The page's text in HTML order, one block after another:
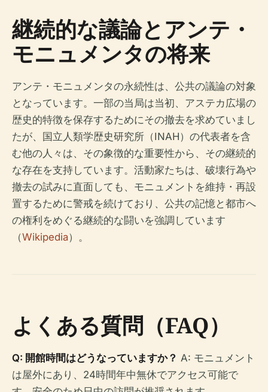
継続的な議論とアンテ・
モニュメンタの将来
アンテ・モニュメンタの永続性は、公共の議論の対象
となっています。一部の当局は当初、アステカ広場の
歴史的特徴を保存するためにその撤去を求めていまし
たが、国立人類学歴史研究所（INAH）の代表者を含
む他の人々は、その象徴的な重要性から、その継続的
な存在を支持しています。活動家たちは、破壊行為や
撤去の試みに直面しても、モニュメントを維持・再設
置するために警戒を続けており、公共の記憶と都市へ
の権利をめぐる継続的な闘いを強調しています
（Wikipedia）。
よくある質問（FAQ）
Q: 開館時間はどうなっていますか？ A: モニュメント
は屋外にあり、24時間年中無休でアクセス可能で